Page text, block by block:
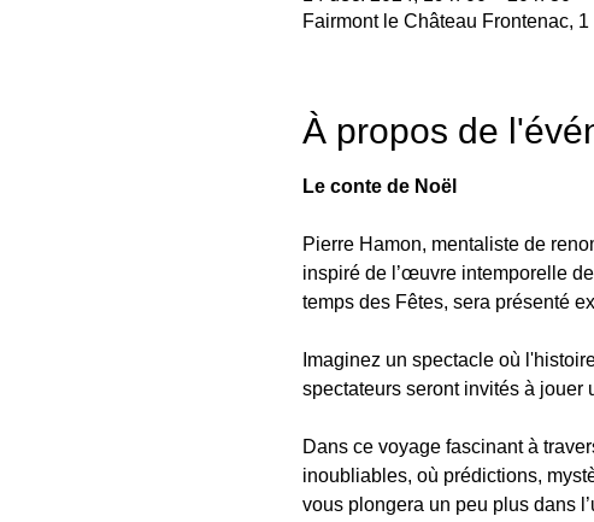
Fairmont le Château Frontenac,
À propos de
Le conte de Noël
Pierre Hamon, mentaliste de
inspiré de l’œuvre intemporelle
temps des Fêtes, sera présenté
Imaginez un spectacle où
spectateurs seront invités à jouer
Dans ce voyage fascinant à
inoubliables, où prédictions,
vous plongera un peu plus dans